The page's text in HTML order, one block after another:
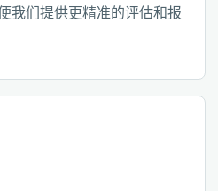
我们提供更精准的评估和报